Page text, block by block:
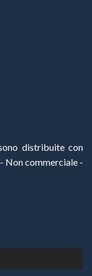
distribuite con
Non commerciale -